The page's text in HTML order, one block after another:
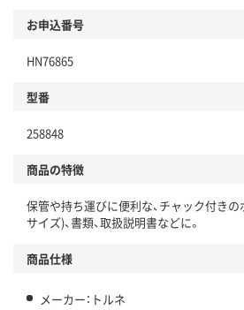
お申込番号
HN76865
型番
258848
商品の特徴
保管や持ち運びに便利な、チャック付き
サイズ)、書類、取扱説明書などに。
商品仕様
メーカー：トルネ